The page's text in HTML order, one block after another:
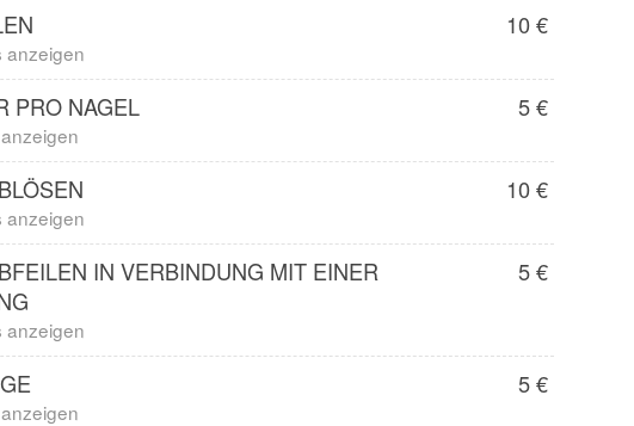
10 €
anzeigen
PRO NAGEL 5 €
10 €
anzeigen
IN VERBINDUNG MIT EINER
5 €
anzeigen
5 €